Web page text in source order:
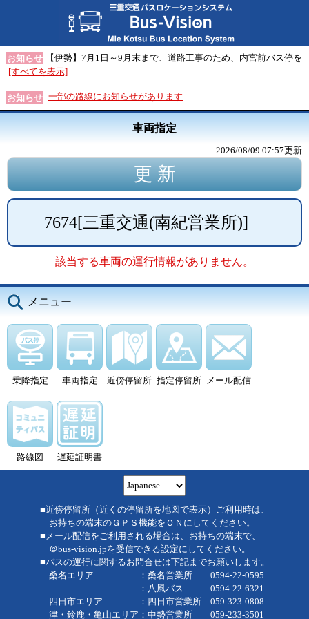
お知らせ
【伊勢】7月1日～9月末まで、道路工事のため、内宮前バス停を
[すべてを表示]
お知らせ 一部の路線にお知らせがあります
車両指定
2026/08/09 07:57更新
7674[三重交通(南紀営業所)]
該当する車両の運行情報がありません。
メニュー
乗降指定 車両指定 近傍停留所 指定停留所 メール配信
路線図 遅延証明書
■近傍停留所（近くの停留所を地図で表示）ご利用時は、
お持ちの端末のＧＰＳ機能をＯＮにしてください。
■メール配信をご利用される場合は、お持ちの端末で、
＠bus-vision.jpを受信できる設定にしてください。
■バスの運行に関するお問合せは下記までお願いします。
桑名エリア ：桑名営業所 0594-22-0595
：八風バス 0594-22-6321
四日市エリア ：四日市営業所 059-323-0808
津・鈴鹿・亀山エリア：中勢営業所 059-233-3501